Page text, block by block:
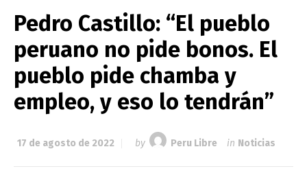
Pedro Castillo: “El pueblo
peruano no pide bonos. El
pueblo pide chamba y
empleo, y eso lo tendrán”
17 de agosto de 2022 by Peru Libre in Noticias